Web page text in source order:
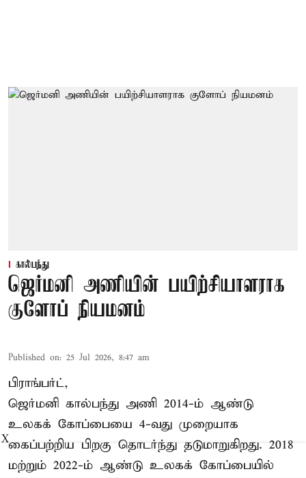
கால்பந்து
ஜெர்மனி அணியின் பயிற்சியாளராக
குளோப் நியமனம்
Published on: 25 Jul 2026, 8:47 am
பிராங்பர்ட்,
ஜெர்மனி கால்பந்து அணி 2014-ம் ஆண்டு
உலகக் கோப்பையை 4-வது முறையாக
கைப்பற்றிய பிறகு தொடர்ந்து தடுமாறுகிறது. 2018
மற்றும் 2022-ம் ஆண்டு உலகக் கோப்பையில்
X